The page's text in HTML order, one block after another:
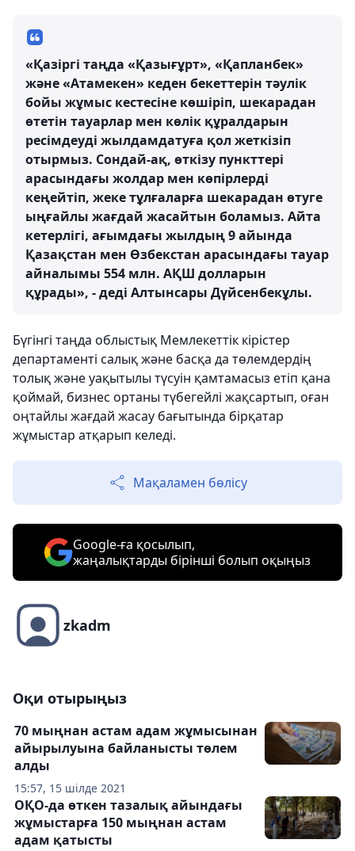
«Қазіргі таңда «Қазығұрт», «Қапланбек»
және «Атамекен» кеден бекеттерін тәулік
бойы жұмыс кестесіне көшіріп, шекарадан
өтетін тауарлар мен көлік құралдарын
ресімдеуді жылдамдатуға қол жеткізіп
отырмыз. Сондай-ақ, өткізу пункттері
арасындағы жолдар мен көпірлерді
кеңейтіп, жеке тұлғаларға шекарадан өтуге
ыңғайлы жағдай жасайтын боламыз. Айта
кетерлігі, ағымдағы жылдың 9 айында
Қазақстан мен Өзбекстан арасындағы тауар
айналымы 554 млн. АҚШ долларын
құрады», - деді Алтынсары Дүйсенбекұлы.
Бүгінгі таңда облыстық Мемлекеттік кірістер
департаменті салық және басқа да төлемдердің
толық және уақытылы түсуін қамтамасыз етіп қана
қоймай, бизнес ортаны түбегейлі жақсартып, оған
оңтайлы жағдай жасау бағытында бірқатар
жұмыстар атқарып келеді.
Мақаламен бөлісу
Google-ға қосылып,
жаңалықтарды бірінші болып оқыңыз
zkadm
Оқи отырыңыз
15:57, 15 шілде 2021
70 мыңнан астам адам жұмысынан
айырылуына байланысты төлем
алды
ОҚО-да өткен тазалық айындағы
жұмыстарға 150 мыңнан астам
адам қатысты